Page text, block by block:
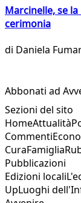
Marcinelle, se
cerimonia
di Daniela
Abbonati ad
Sezioni del sito
HomeAttualità
Commenti
CuraFamiglia
Pubblicazioni
Edizioni locali
UpLuoghi